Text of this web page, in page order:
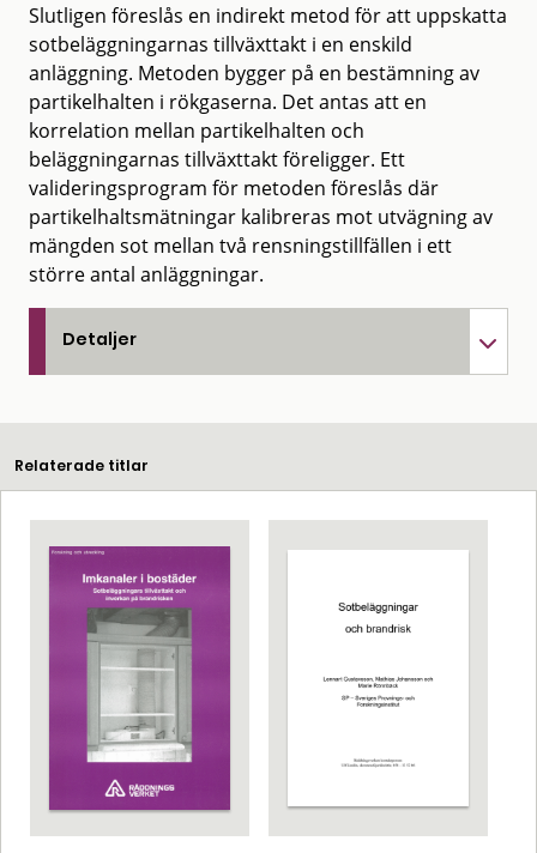
Slutligen föreslås en indirekt metod för att uppskatta
sotbeläggningarnas tillväxttakt i en enskild
anläggning. Metoden bygger på en bestämning av
partikelhalten i rökgaserna. Det antas att en
korrelation mellan partikelhalten och
beläggningarnas tillväxttakt föreligger. Ett
valideringsprogram för metoden föreslås där
partikelhaltsmätningar kalibreras mot utvägning av
mängden sot mellan två rensningstillfällen i ett
större antal anläggningar.
Detaljer
Relaterade titlar